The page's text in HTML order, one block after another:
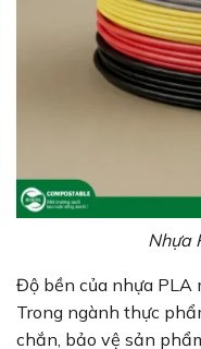
Nhựa
Độ bền của nhựa PLA
Trong ngành thực
chắn, bảo vệ sản